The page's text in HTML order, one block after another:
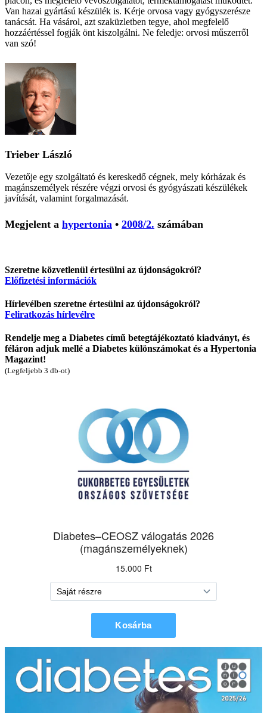
Van hazai gyártású készülék is. Kérje orvosa vagy gyógyszerésze
tanácsát. Ha vásárol, azt szaküzletben tegye, ahol megfelelő
hozzáértéssel fogják önt kiszolgálni. Ne feledje: orvosi műszerről
van szó!
Trieber László
Vezetője egy szolgáltató és kereskedő cégnek, mely kórházak és
magánszemélyek részére végzi orvosi és gyógyászati készülékek
javítását, valamint forgalmazását.
Megjelent a hypertonia • 2008/2. számában
Szeretne közvetlenül értesülni az újdonságokról?
Előfizetési információk
Hírlevélben szeretne értesülni az újdonságokról?
Feliratkozás hírlevélre
Rendelje meg a Diabetes című betegtájékoztató kiadványt, és
féláron adjuk mellé a Diabetes különszámokat és a Hypertonia
Magazint!
(Legfeljebb 3 db-ot)